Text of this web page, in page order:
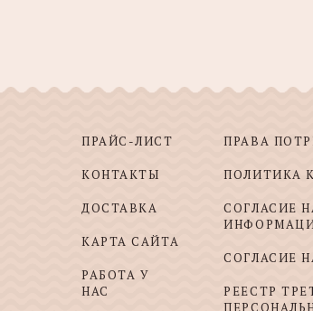
ПРАЙС-ЛИСТ
КОНТАКТЫ
ДОСТАВКА
КАРТА САЙТА
РАБОТА У
НАС
ПРАВА
ПОЛИТИКА
СОГЛАСИЕ
СОГЛАСИЕ
РЕЕСТР